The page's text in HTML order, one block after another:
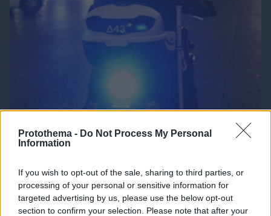
Protothema - Do Not Process My Personal
Information
If you wish to opt-out of the sale, sharing to third parties, or
processing of your personal or sensitive information for
targeted advertising by us, please use the below opt-out
section to confirm your selection. Please note that after your
Το νέο... καλοκαιρινό κόλπο που κάνουν οι
κλέφτες αυτοκινήτων στην Ελλάδα